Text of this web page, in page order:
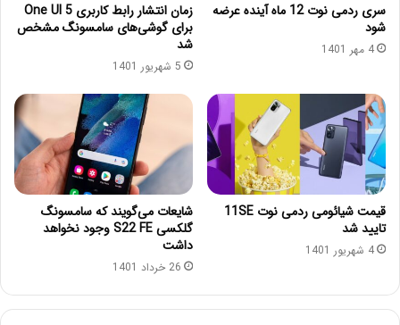
سری ردمی نوت 12 ماه آینده عرضه
شود
4 مهر 1401
زمان انتشار رابط کاربری One UI 5
برای گوشی‌های سامسونگ مشخص
شد
5 شهریور 1401
قیمت شیائومی ردمی نوت 11SE
تایید شد
4 شهریور 1401
شایعات می‌گویند که سامسونگ
گلکسی S22 FE وجود نخواهد
داشت
26 خرداد 1401